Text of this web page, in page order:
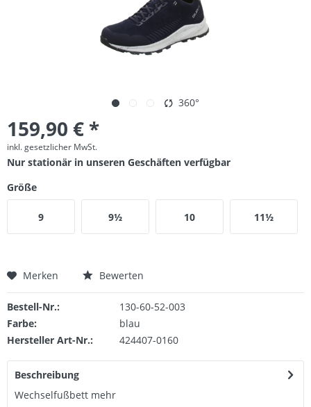
360°
159,90 € *
inkl. gesetzlicher MwSt.
Nur stationär in unseren Geschäften verfügbar
Größe
9 9½ 10 11½
Merken Bewerten
Bestell-Nr.:
130-60-52-003
Farbe:
blau
Hersteller Art-Nr.:
424407-0160
Beschreibung
Wechselfußbett mehr